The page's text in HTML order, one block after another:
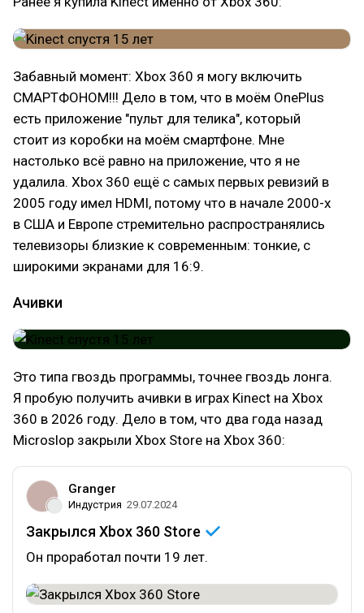
Забавный момент: Xbox 360 я могу включить
СМАРТФОНОМ!!! Дело в том, что в моём OnePlus
есть приложение "пульт для телика", который
стоит из коробки на моём смартфоне. Мне
настолько всё равно на приложение, что я не
удалила. Xbox 360 ещё с самых первых ревизий в
2005 году имел HDMI, потому что в начале 2000-х
в США и Европе стремительно распространялись
телевизоры близкие к современным: тонкие, с
широкими экранами для 16:9.
Ачивки
Это типа гвоздь программы, точнее гвоздь лонга.
Я пробую получить ачивки в играх Kinect на Xbox
360 в 2026 году. Дело в том, что два года назад
Microslop закрыли Xbox Store на Xbox 360:
Granger
Индустрия 29.07.2024
Закрылся Xbox 360 Store
Он проработал почти 19 лет.